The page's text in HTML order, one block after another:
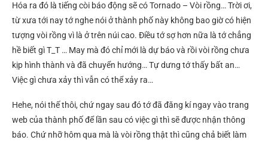
Hóa ra đó là tiếng còi báo động sẽ có Tornado – Vòi rồng… Trời ơi,
từ xưa tới nay tớ nghe nói ở thành phố này không bao giờ có hiện
tượng vòi rồng vì là ở trên núi cao. Điều tớ sợ hơn nữa là tớ chẳng
hề biết gì T_T … May mà đó chỉ mới là dự báo và rồi vòi rồng chưa
kịp hình thành và đã chuyển hướng… Tự dưng tớ thấy bất an…
Việc gì chưa xảy thì vẫn có thể xảy ra…
Hehe, nói thế thôi, chứ ngay sau đó tớ đã đăng kí ngay vào trang
web của thành phố để lần sau có việc gì thì sẽ được nhận thông
báo. Chứ nhỡ hôm qua mà là vòi rồng thật thì cũng chả biết làm